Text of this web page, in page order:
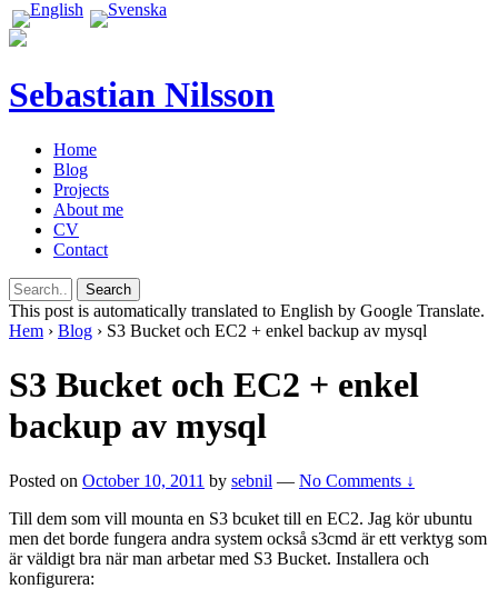
Sebastian Nilsson
Home
Blog
Projects
About me
CV
Contact
This post is automatically translated to English by Google Translate.
Hem › Blog › S3 Bucket och EC2 + enkel backup av mysql
S3 Bucket och EC2 + enkel
backup av mysql
Posted on October 10, 2011 by sebnil — No Comments ↓
Till dem som vill mounta en S3 bcuket till en EC2. Jag kör ubuntu
men det borde fungera andra system också s3cmd är ett verktyg som
är väldigt bra när man arbetar med S3 Bucket. Installera och
konfigurera: